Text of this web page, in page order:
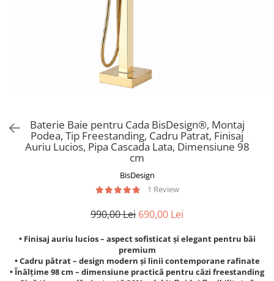
Baterie Baie pentru Cada BisDesign®, Montaj
Podea, Tip Freestanding, Cadru Patrat, Finisaj
Auriu Lucios, Pipa Cascada Lata, Dimensiune 98
cm
BisDesign
1 Review
990,00 Lei 690,00 Lei
• Finisaj auriu lucios – aspect sofisticat și elegant pentru băi
premium
• Cadru pătrat – design modern și linii contemporane rafinate
• Înălțime 98 cm – dimensiune practică pentru căzi freestanding